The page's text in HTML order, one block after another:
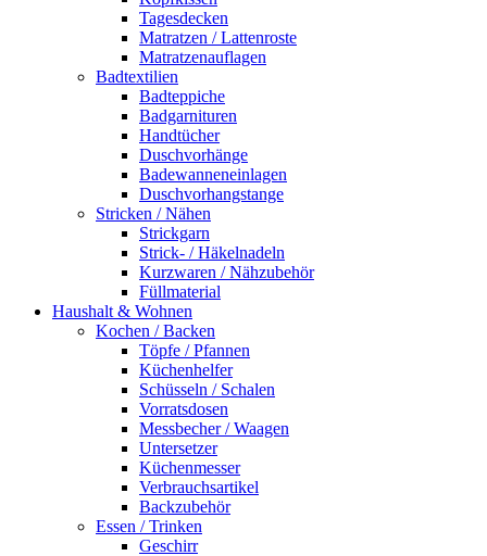
Tagesdecken
Matratzen / Lattenroste
Matratzenauflagen
Badtextilien
Badteppiche
Badgarnituren
Handtücher
Duschvorhänge
Badewanneneinlagen
Duschvorhangstange
Stricken / Nähen
Strickgarn
Strick- / Häkelnadeln
Kurzwaren / Nähzubehör
Füllmaterial
Haushalt & Wohnen
Kochen / Backen
Töpfe / Pfannen
Küchenhelfer
Schüsseln / Schalen
Vorratsdosen
Messbecher / Waagen
Untersetzer
Küchenmesser
Verbrauchsartikel
Backzubehör
Essen / Trinken
Geschirr